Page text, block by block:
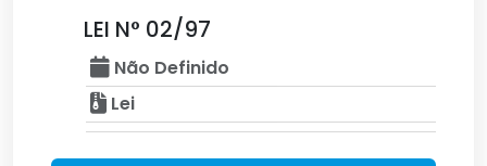
LEI N° 02/97
Não Definido
Lei